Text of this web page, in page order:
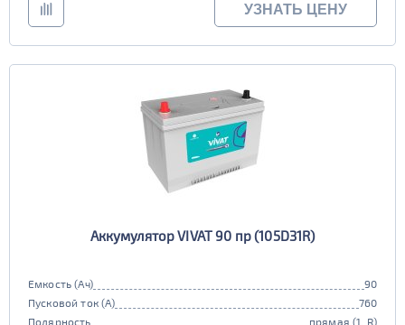
УЗНАТЬ ЦЕНУ
Аккумулятор VIVAT 90 пр (105D31R)
Емкость (Ач)
90
Пусковой ток (А)
760
Полярность
прямая (1, R)